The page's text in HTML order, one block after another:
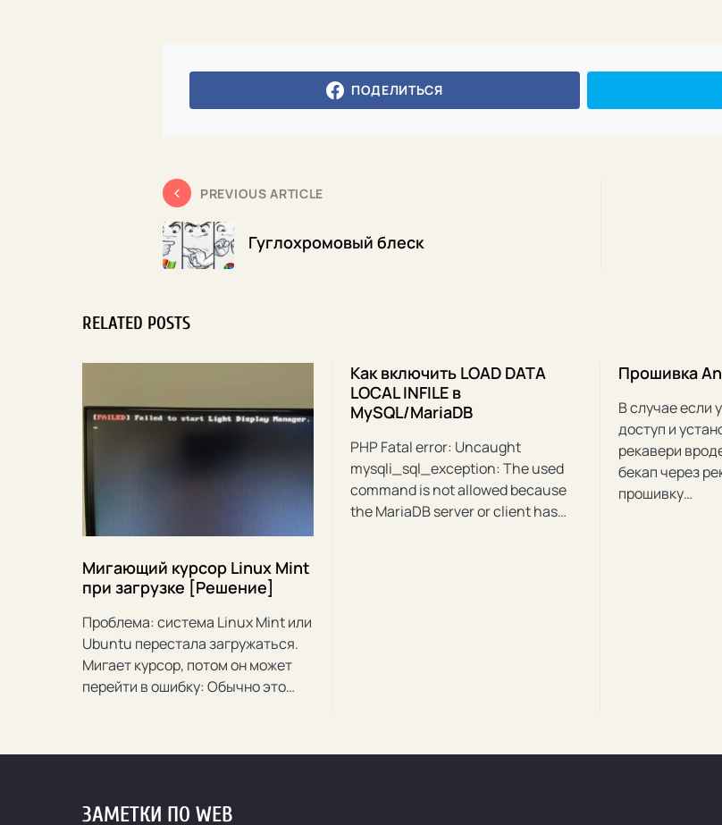
ПОДЕЛИТЬСЯ
PREVIOUS ARTICLE
Гуглохромовый блеск
RELATED POSTS
Мигающий курсор Linux Mint
при загрузке [Решение]
Проблема: система Linux Mint или
Ubuntu перестала загружаться.
Мигает курсор, потом он может
перейти в ошибку: Обычно это…
Как включить LOAD DATA
LOCAL INFILE в
MySQL/MariaDB
PHP Fatal error: Uncaught
mysqli_sql_exception: The used
command is not allowed because
the MariaDB server or client has…
Прошивка
В случае если
доступ и
рекавери
бекап через
прошивку…
ЗАМЕТКИ ПО WEB